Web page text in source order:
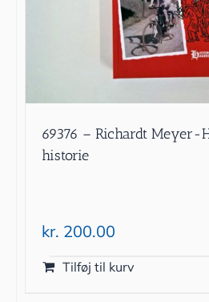
69376 – Richardt Meyer-
historie
kr. 200.00
Tilføj til kurv